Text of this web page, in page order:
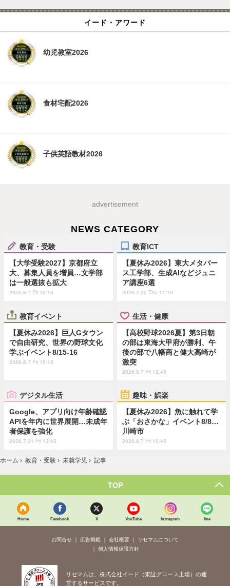
イード・アワード
幼児教室2026
食材宅配2026
子供英語教材2026
advertisement
NEWS CATEGORY
教育・受験
【大学受験2027】京都府立
大、募集人員を増員…文学部
は一般選抜も拡大
2026.8.7 Fri 16:15
教育ICT
【夏休み2026】東大メタバー
ス工学部、生成AIなどジュニ
ア講座6選
2026.7.30 Thu 11:15
教育イベント
【夏休み2026】巨人Gタウン
で自由研究、世界の野球文化
学ぶイベント8/15-16
2026.8.7 Fri 15:15
生活・健康
【高校野球2026夏】第3日朝
の部は東海大甲府が勝利、午
後の部で八幡商と健大高崎が
激突
2026.8.7 Fri 12:45
デジタル生活
Google、アプリ向け年齢確認
APIを年内に世界展開…未成年
者保護を強化
2026.7.31 Fri 13:45
趣味・娯楽
【夏休み2026】魚に触れて学
ぶ「おさかな」イベント8/8…
川崎市
2026.8.7 Fri 10:45
ホーム › 教育・受験 › 未就学児 › 記事
TOP
Home Facebook X YouTube Instagram line
お問合せ 広告掲載 会社概要
リセマムについて
個人情報保護方針
リセマムは、株式会社イード（東証グロース上場）の運
営するサービスです。